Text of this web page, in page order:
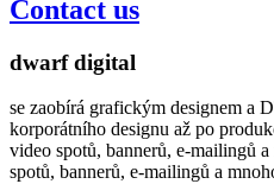
Contact us
dwarf digital
se zaobírá grafickým designem a
korporátního designu až po
video spotů, bannerů, e-mailingů
spotů, bannerů, e-mailingů a